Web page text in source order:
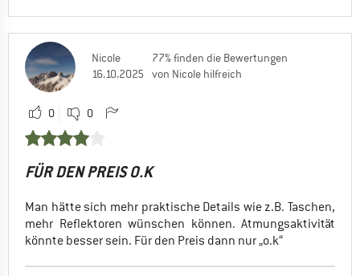
Nicole
16.10.2025
77% finden die Bewertungen
von Nicole hilfreich
0 0
FÜR DEN PREIS O.K
Man hätte sich mehr praktische Details wie z.B. Taschen,
mehr Reflektoren wünschen können. Atmungsaktivität
könnte besser sein. Für den Preis dann nur „o.k“